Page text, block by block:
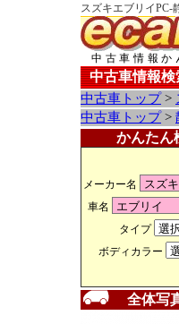
スズキエブリイPC-
中古車情報か
中古車情報検
中古車トップ>
中古車トップ>
かんたん
メーカー名
車名
タイプ
ボディカラー
全体写